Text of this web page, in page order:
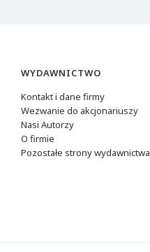
WYDAWNICTWO
Kontakt i dane firmy
Wezwanie do akcjonariuszy
Nasi Autorzy
O firmie
Pozostałe strony wydawnictwa